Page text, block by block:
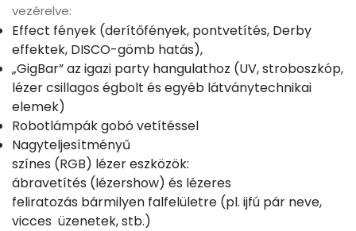
vezérelve:
Effect fények (derítőfények, pontvetítés, Derby
effektek, DISCO-gömb hatás),
„GigBar” az igazi party hangulathoz (UV, stroboszkóp,
lézer csillagos égbolt és egyéb látványtechnikai
elemek)
Robotlámpák gobó vetítéssel
Nagyteljesítményű
színes (RGB) lézer eszközök:
ábravetítés (lézershow) és lézeres
feliratozás bármilyen falfelületre (pl. ijfú pár neve,
vicces üzenetek, stb.)